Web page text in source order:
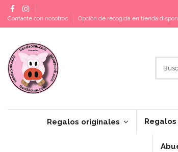
Contacte con nosotros Opción de recogida en tienda
Regalos originales